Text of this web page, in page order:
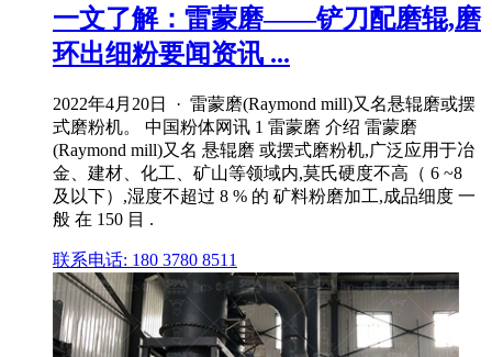
一文了解：雷蒙磨——铲刀配磨辊,磨
环出细粉要闻资讯 ...
2022年4月20日 · 雷蒙磨(Raymond mill)又名悬辊磨或摆
式磨粉机。 中国粉体网讯 1 雷蒙磨 介绍 雷蒙磨
(Raymond mill)又名 悬辊磨 或摆式磨粉机,广泛应用于冶
金、建材、化工、矿山等领域内,莫氏硬度不高（ 6 ~8
及以下）,湿度不超过 8 % 的 矿料粉磨加工,成品细度 一
般 在 150 目 .
联系电话: 180 3780 8511